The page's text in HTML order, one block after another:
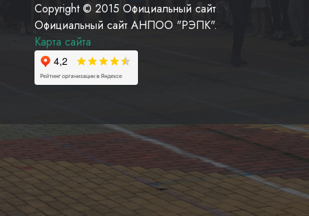
Copyright © 2015 Официальный сайт
Официальный сайт АНПОО "РЭПК".
Карта сайта